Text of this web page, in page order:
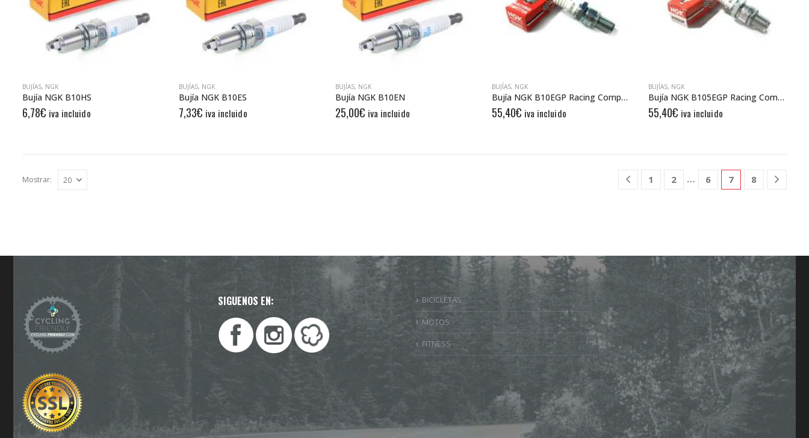
BUJÍAS, NGK
Bujía NGK B10HS
6,78€ iva incluido
BUJÍAS, NGK
Bujía NGK B10ES
7,33€ iva incluido
BUJÍAS, NGK
Bujía NGK B10EN
25,00€ iva incluido
BUJÍAS, NGK
Bujía NGK B10EGP Racing Competition
55,40€ iva incluido
BUJÍAS, NGK
Bujía NGK B105EGP Racing Competition
55,40€ iva incluido
Mostrar: 1 2 … 6 7 8
SIGUENOS EN: BICICLETAS
MOTOS
FITNESS